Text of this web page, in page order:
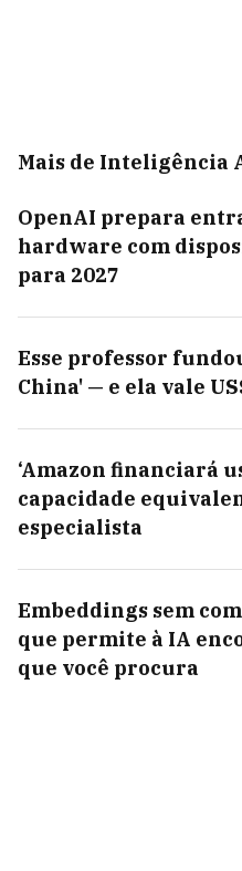
Mais de Inteligência
OpenAI prepara
hardware com
para 2027
Esse professor
China' — e ela vale
‘Amazon financiará
capacidade
especialista
Embeddings sem
que permite à IA
que você procura